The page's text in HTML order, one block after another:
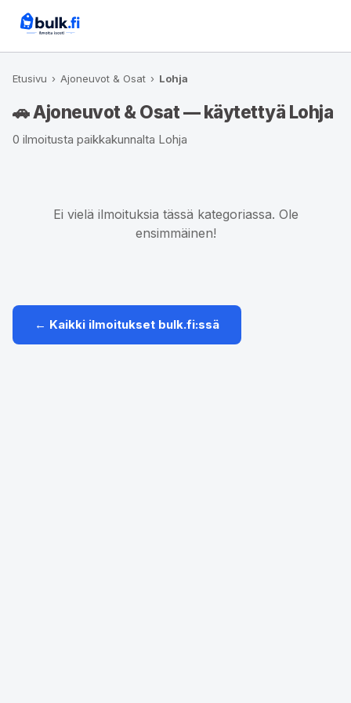
Etusivu › Ajoneuvot & Osat › Lohja
🚗 Ajoneuvot & Osat — käytettyä Lohja
0 ilmoitusta paikkakunnalta Lohja
Ei vielä ilmoituksia tässä kategoriassa. Ole
ensimmäinen!
← Kaikki ilmoitukset bulk.fi:ssä